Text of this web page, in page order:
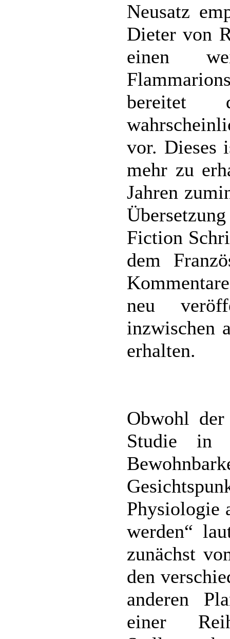
Neusatz
Dieter von
einen
bereitet
vor. Dieses
mehr zu
Jahren
Fiction
dem
neu
inzwischen
erhalten.
Obwohl
Studie in
Physiologie
werden“
zunächst
den
anderen
einer